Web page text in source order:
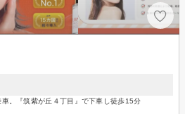
。『筑紫が丘４丁目』で下車し徒歩15分